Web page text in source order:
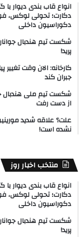
انواع قاب بندی دیوار
دکارت؛ تحولی لوکس،
دکوراسیون داخلی
شکست تیم هندبال
پرید!
کارخانه: الان وقت تغییر
جبران کند
شکست تیم ملی هندبال
از دست رفت
علت؟ علاقه شدید
نشده است!
منتخب اخبار روز
انواع قاب بندی دیوار
دکارت؛ تحولی لوکس،
دکوراسیون داخلی
شکست تیم هندبال
پرید!